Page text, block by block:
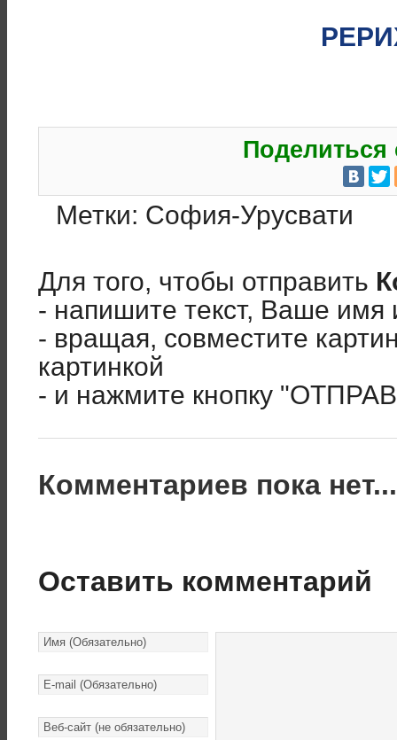
Поделиться
Метки: София-Урусвати
Для того, чтобы отправить
- напишите текст, Ваше имя
- вращая, совместите
картинкой
- и нажмите кнопку
Комментариев пока
Оставить комментарий